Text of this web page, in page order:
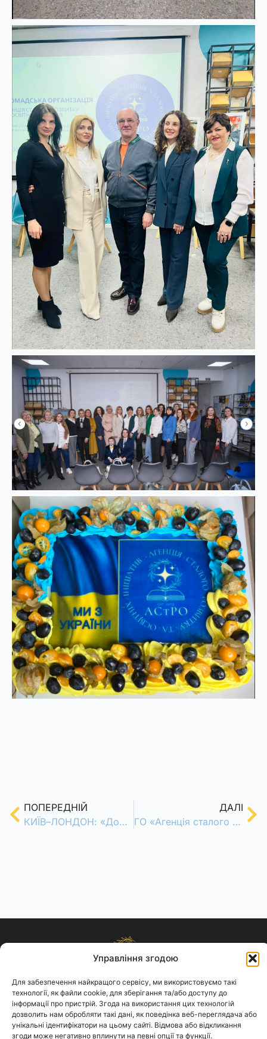
Управління згодою
Для забезпечення найкращого сервісу, ми використовуємо такі
технології, як файли cookie, для зберігання та/або доступу до
інформації про пристрій. Згода на використання цих технологій
дозволить нам обробляти такі дані, як поведінка веб-переглядача або
унікальні ідентифікатори на цьому сайті. Відмова або відкликання
згоди може негативно вплинути на певні опції та функції.
ПОПЕРЕДНІЙ
КИЇВ–ЛОНДОН: «Доброта Сердець. Ментальне здоров’я» — подія, що об’єднала країни
ДАЛІ
ГО «Агенція сталого розвитку та освітніх ініціатив» стала партнером офіційного відкриття Першого міжнародного волонтерського Саміту «Єдність»
АСтРО
Політика конфіденційності
Cookies